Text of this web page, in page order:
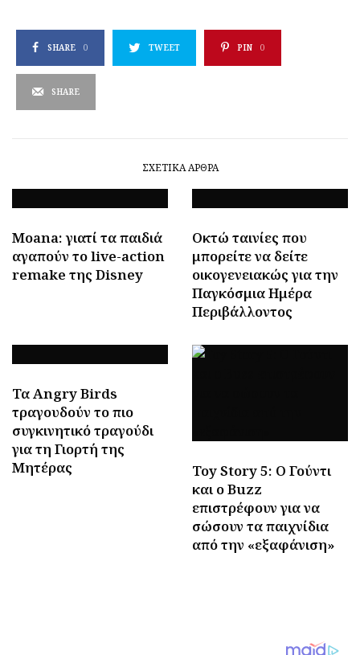
SHARE 0 TWEET PIN 0
SHARE
ΣΧΕΤΙΚΆ ΆΡΘΡΑ
Moana: γιατί τα παιδιά
αγαπούν το live-action
remake της Disney
Οκτώ ταινίες που
μπορείτε να δείτε
οικογενειακώς για την
Παγκόσμια Ημέρα
Περιβάλλοντος
Τα Angry Birds
τραγουδούν το πιο
συγκινητικό τραγούδι
για τη Γιορτή της
Μητέρας
Toy Story 5: Ο Γούντι
και ο Buzz
επιστρέφουν για να
σώσουν τα παιχνίδια
από την «εξαφάνιση»